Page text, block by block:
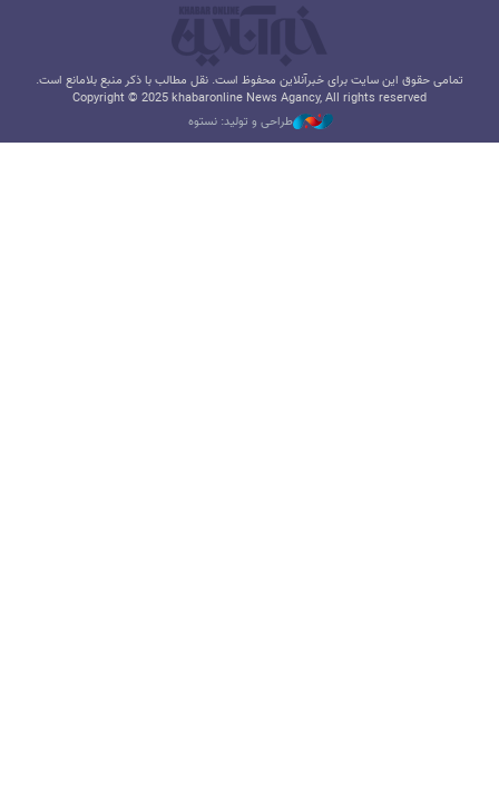
تمامی حقوق این سایت برای خبرآنلاین محفوظ است. نقل مطالب با ذکر منبع بلامانع است.
Copyright © 2025 khabaronline News Agancy, All rights reserved
طراحی و تولید: نستوه